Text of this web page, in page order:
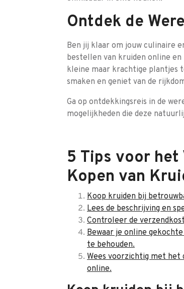
Ontdek de
Ben jij klaar om jouw culinaire
bestellen van kruiden online en
kleine maar krachtige plantjes
smaken en geniet van de
Ga op ontdekkingsreis in de
mogelijkheden die deze
5 Tips voor
Kopen van
Koop kruiden bij
Lees de beschrijving en
Controleer de
Bewaar je online
te behouden.
Wees voorzichtig met
online.